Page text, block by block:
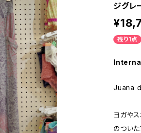
ジグレ
残り1点
Juana
ヨガや
のついた